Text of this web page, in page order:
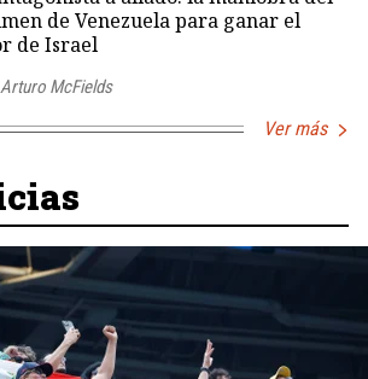
de Venezuela para ganar el
de Israel
Arturo McFields
Ver más